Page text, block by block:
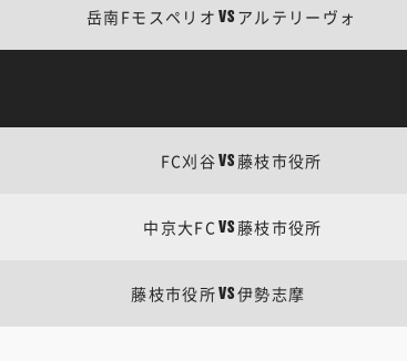
岳南Fモスペリオ VS アルテリーヴォ
FC刈谷VS藤枝市役所
中京大FCVS藤枝市役所
藤枝市役所VS伊勢志摩